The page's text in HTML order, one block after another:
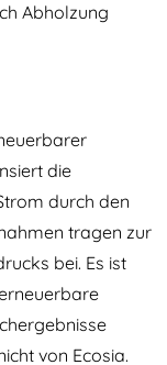
Abholzung
die
durch den
tragen zur
bei. Es ist
von Ecosia.